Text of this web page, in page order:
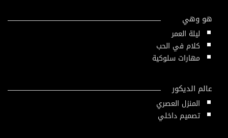
هو وهي
ليلة العمر
كلام في الحب
مهارات سلوكية
عالم الديكور
المنزل العصري
تصميم داخلي